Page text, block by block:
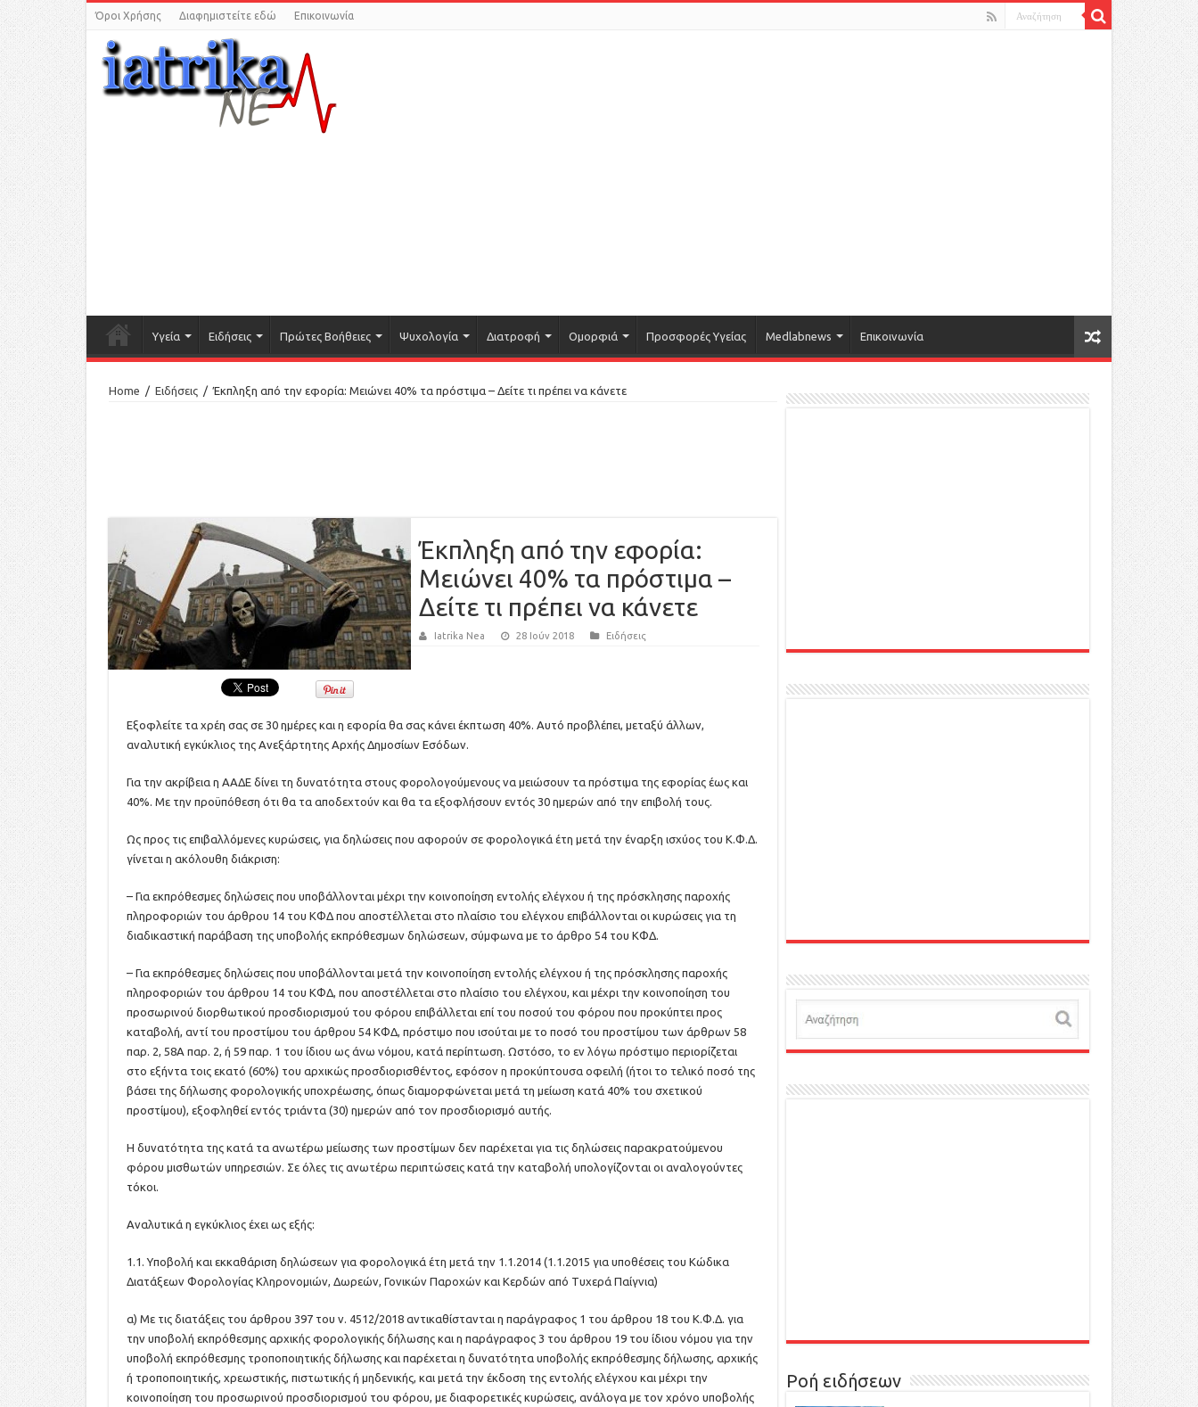
Όροι Χρήσης Διαφημιστείτε εδώ Επικοινωνία
Υγεία Ειδήσεις Πρώτες Βοήθειες Ψυχολογία Διατροφή Ομορφιά Προσφορές Υγείας Medlabnews Επικοινωνία
Home / Ειδήσεις / Έκπληξη από την εφορία: Μειώνει 40% τα πρόστιμα – Δείτε τι πρέπει να κάνετε
Έκπληξη από την εφορία:
Μειώνει 40% τα πρόστιμα –
Δείτε τι πρέπει να κάνετε
Iatrika Nea 28 Ιούν 2018 Ειδήσεις
Εξοφλείτε τα χρέη σας σε 30 ημέρες και η εφορία θα σας κάνει έκπτωση 40%. Αυτό προβλέπει, μεταξύ άλλων,
αναλυτική εγκύκλιος της Ανεξάρτητης Αρχής Δημοσίων Εσόδων.
Για την ακρίβεια η ΑΑΔΕ δίνει τη δυνατότητα στους φορολογούμενους να μειώσουν τα πρόστιμα της εφορίας έως και
40%. Με την προϋπόθεση ότι θα τα αποδεχτούν και θα τα εξοφλήσουν εντός 30 ημερών από την επιβολή τους.
Ως προς τις επιβαλλόμενες κυρώσεις, για δηλώσεις που αφορούν σε φορολογικά έτη μετά την έναρξη ισχύος του Κ.Φ.Δ.
γίνεται η ακόλουθη διάκριση:
– Για εκπρόθεσμες δηλώσεις που υποβάλλονται μέχρι την κοινοποίηση εντολής ελέγχου ή της πρόσκλησης παροχής
πληροφοριών του άρθρου 14 του ΚΦΔ που αποστέλλεται στο πλαίσιο του ελέγχου επιβάλλονται οι κυρώσεις για τη
διαδικαστική παράβαση της υποβολής εκπρόθεσμων δηλώσεων, σύμφωνα με το άρθρο 54 του ΚΦΔ.
– Για εκπρόθεσμες δηλώσεις που υποβάλλονται μετά την κοινοποίηση εντολής ελέγχου ή της πρόσκλησης παροχής
πληροφοριών του άρθρου 14 του ΚΦΔ, που αποστέλλεται στο πλαίσιο του ελέγχου, και μέχρι την κοινοποίηση του
προσωρινού διορθωτικού προσδιορισμού του φόρου επιβάλλεται επί του ποσού του φόρου που προκύπτει προς
καταβολή, αντί του προστίμου του άρθρου 54 ΚΦΔ, πρόστιμο που ισούται με το ποσό του προστίμου των άρθρων 58
παρ. 2, 58Α παρ. 2, ή 59 παρ. 1 του ίδιου ως άνω νόμου, κατά περίπτωση. Ωστόσο, το εν λόγω πρόστιμο περιορίζεται
στο εξήντα τοις εκατό (60%) του αρχικώς προσδιορισθέντος, εφόσον η προκύπτουσα οφειλή (ήτοι το τελικό ποσό της
βάσει της δήλωσης φορολογικής υποχρέωσης, όπως διαμορφώνεται μετά τη μείωση κατά 40% του σχετικού
προστίμου), εξοφληθεί εντός τριάντα (30) ημερών από τον προσδιορισμό αυτής.
H δυνατότητα της κατά τα ανωτέρω μείωσης των προστίμων δεν παρέχεται για τις δηλώσεις παρακρατούμενου
φόρου μισθωτών υπηρεσιών. Σε όλες τις ανωτέρω περιπτώσεις κατά την καταβολή υπολογίζονται οι αναλογούντες
τόκοι.
Αναλυτικά η εγκύκλιος έχει ως εξής:
1.1. Υποβολή και εκκαθάριση δηλώσεων για φορολογικά έτη μετά την 1.1.2014 (1.1.2015 για υποθέσεις του Κώδικα
Διατάξεων Φορολογίας Κληρονομιών, Δωρεών, Γονικών Παροχών και Κερδών από Τυχερά Παίγνια)
α) Με τις διατάξεις του άρθρου 397 του ν. 4512/2018 αντικαθίστανται η παράγραφος 1 του άρθρου 18 του Κ.Φ.Δ. για
την υποβολή εκπρόθεσμης αρχικής φορολογικής δήλωσης και η παράγραφος 3 του άρθρου 19 του ίδιου νόμου για την
υποβολή εκπρόθεσμης τροποποιητικής δήλωσης και παρέχεται η δυνατότητα υποβολής εκπρόθεσμης δήλωσης, αρχικής
ή τροποποιητικής, χρεωστικής, πιστωτικής ή μηδενικής, και μετά την έκδοση της εντολής ελέγχου και μέχρι την
κοινοποίηση του προσωρινού προσδιορισμού του φόρου, με διαφορετικές κυρώσεις, ανάλογα με τον χρόνο υποβολής
Ροή ειδήσεων